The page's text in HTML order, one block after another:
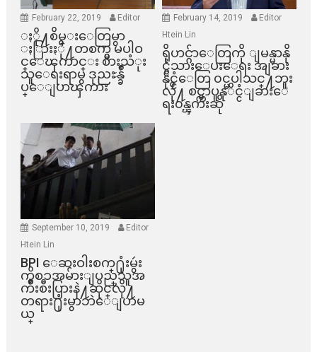
February 22, 2019 Editor
ႏို႔စိမ္းေတြမွာ
ႏြားႏို႔တစက္မွ မပါဝ
င္ေၾကာင္း စားသံုး
သူေရးရာမွ ဒုညႊန္ခ်ဳ
ပ္ေျပာၾကား
February 14, 2019
Editor
Htein Lin
ရိုဟင္ဂ်ာေတြကို ျမန္မာနို
င္ငံသားေပးေရး အျခား
နိုင္ငံေတြ ၀င္မပါသင္႔ဘူး
လို႔ စင္ကာပူနုိင္ငံျခားေ
ရး၀န္ၾကီးဆို
September 10, 2019
Editor
Htein Lin
BPI ​ေဆးဝါးစက္​႐ုံးမွဴး
ကိစၥအမ်ားျပည္​သူအ
က်ိဳးစီးပြားနဲ႔ဆိုင္​လို႔
တရား႐ုံးမွာဘဲေျပာမ
ယ္​